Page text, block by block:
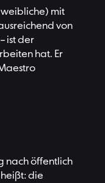
mit
von
ist der
hat. Er
nach öffentlich
die